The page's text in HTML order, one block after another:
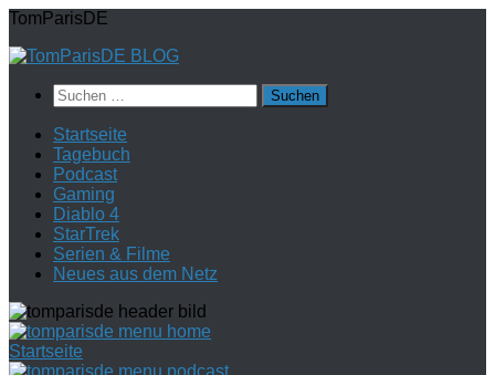
Zum
springen
TomParisDE
Suchen
nach:
Startseite
Tagebuch
Podcast
Gaming
Diablo 4
StarTrek
Serien & Filme
Neues aus dem Netz
Startseite